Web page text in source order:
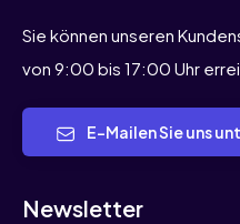
Sie können unseren
von 9:00 bis 17:00 Uhr
E-Mailen Sie uns
Newsletter